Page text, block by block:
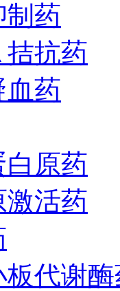
制药
抗药
血药
原药
活药
板代谢